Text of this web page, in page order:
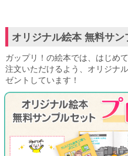
オリジナル絵本 無料サン
ガップリ！の絵本では、はじめ
注文いただけるよう、オリジナ
ゼントしています！